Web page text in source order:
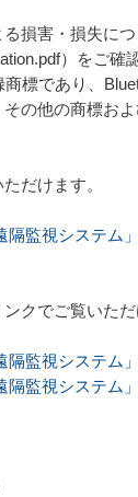
損害・損失に
）をご確
標であり、
の他の商標お
だけます。
隔監視システム
クでご覧いただ
隔監視システム
隔監視システム